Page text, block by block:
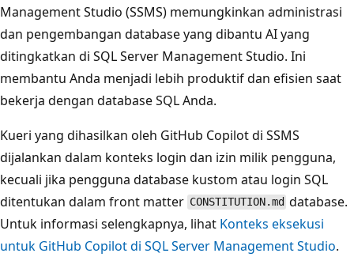
Management Studio (SSMS) memungkinkan administrasi
dan pengembangan database yang dibantu AI yang
ditingkatkan di SQL Server Management Studio. Ini
membantu Anda menjadi lebih produktif dan efisien saat
bekerja dengan database SQL Anda.
Kueri yang dihasilkan oleh GitHub Copilot di SSMS
dijalankan dalam konteks login dan izin milik pengguna,
kecuali jika pengguna database kustom atau login SQL
ditentukan dalam front matter CONSTITUTION.md database.
Untuk informasi selengkapnya, lihat Konteks eksekusi
untuk GitHub Copilot di SQL Server Management Studio.